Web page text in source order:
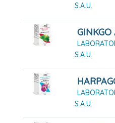
S.A.U.
S.A.U.
S.A.U.